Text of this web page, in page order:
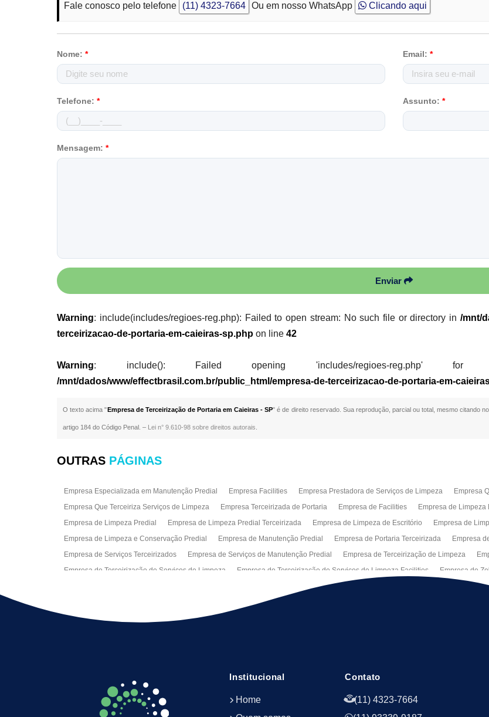
Fale conosco pelo telefone (11) 4323-7664 Ou em nosso WhatsApp Clicando aqui
Nome:* Email: *
Telefone:* Assunto: *
Mensagem:*
Enviar
Warning: include(includes/regioes-reg.php): Failed to open stream: No such file or directory in /mnt/
terceirizacao-de-portaria-em-caieiras-sp.php on line42
Warning: include(): Failed opening 'includes/regioes-reg.php' for
/mnt/dados/www/effectbrasil.com.br/public_html/empresa-de-terceirizacao-de-portaria-em-
O texto acima "Empresa de Terceirização de Portaria em Caieiras - SP" é de direito reservado. Sua reprodução, parcial ou total, mesmo citando
artigo 184 do Código Penal. – Lei n° 9.610-98 sobre direitos autorais
OUTRAS PÁGINAS
Empresa Especializada em Manutenção Predial Empresa Facilities Empresa Prestadora de Serviços de Limpeza
Empresa
Empresa Que Terceiriza Serviços de Limpeza
Empresa Terceirizada de Portaria Empresa de Facilities Empresa de Limpeza
Empresa de Limpeza Predial
Empresa de Limpeza Predial Terceirizada Empresa de Limpeza de Escritório Empresa de
Empresa de Limpeza e Conservação Predial
Empresa de Manutenção Predial Empresa de Portaria Terceirizada Empresa
Empresa de Serviços Terceirizados
Empresa de Serviços de Manutenção Predial Empresa de Terceirização de Limpeza
Empresa de Terceirização de Serviços de Limpeza
Empresa de Terceirização de Serviços de Limpeza Facilities Empresa de
Empresas de Manutenção Predial Rj
Limpeza de Fachadas de Predios
Serviço de Limpeza Empresarial
Serviço de Limpeza Predial Serviços da
Institucional
Home
Contato
(11) 4323-7664